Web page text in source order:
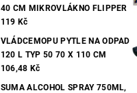
40 CM MIKROVLÁKNO FLIPPER
119 Kč
VLÁDCEMOPU PYTLE NA ODPAD
120 L TYP 50 70 X 110 CM
106,48 Kč
SUMA ALCOHOL SPRAY 750ML,